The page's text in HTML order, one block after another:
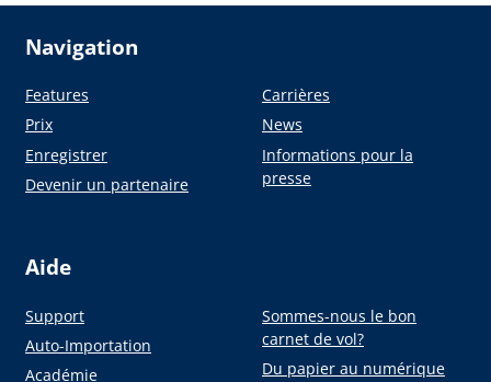
Navigation
Features
Prix
Enregistrer
Devenir un partenaire
Carrières
News
Informations pour la
presse
Aide
Support
Auto-Importation
Académie
Sommes-nous le bon
carnet de vol?
Du papier au numérique